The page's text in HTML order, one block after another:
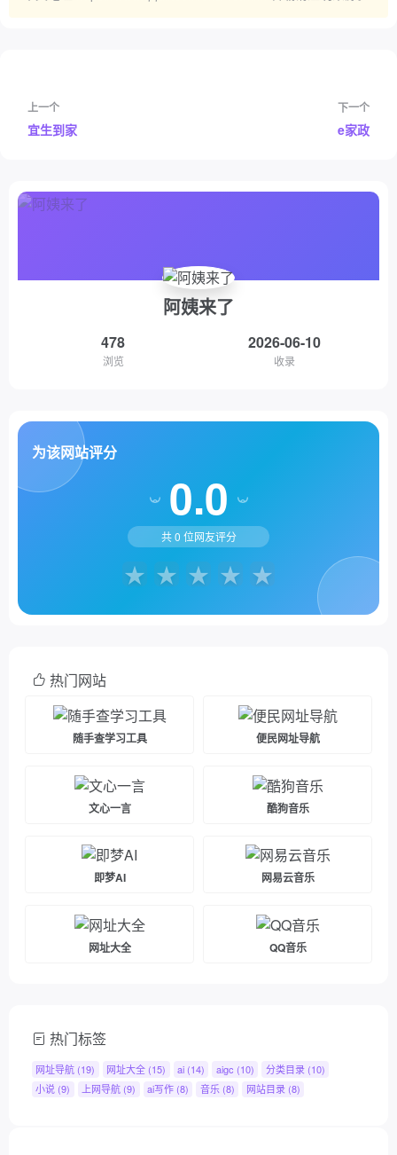
上一个
宜生到家
下一个
e家政
阿姨来了
478
浏览
2026-06-10
收录
为该网站评分
0.0
共0 位网友评分
热门网站
随手查学习工具 便民网址导航
文心一言 酷狗音乐
即梦AI 网易云音乐
网址大全 QQ音乐
热门标签
网址导航 (19) 网址大全 (15) ai (14) aigc (10) 分类目录 (10)
小说 (9) 上网导航 (9) ai写作 (8) 音乐 (8) 网站目录 (8)